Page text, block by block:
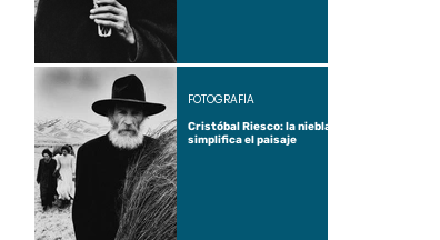
Cristóbal Riesco: la niebla
simplifica el paisaje
FOTOGRAFÍA